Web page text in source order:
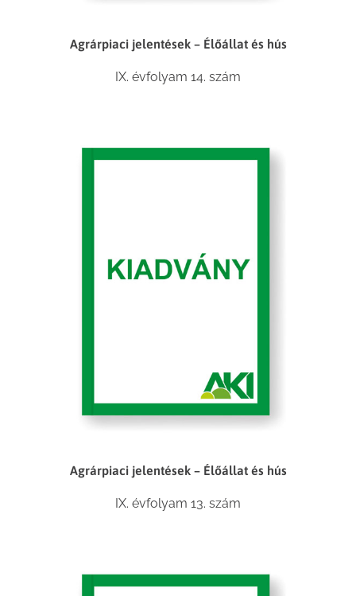
Agrárpiaci jelentések – Élőállat és hús
IX. évfolyam 14. szám
Agrárpiaci jelentések – Élőállat és hús
IX. évfolyam 13. szám